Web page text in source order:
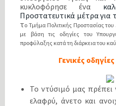
κυκλοφόρησε ένα
Προστατευτικά μέτρα για
το Τμήμα Πολιτικής Προστασίας
με βάση τις οδηγίες του
προφύλαξης κατά τη διάρκεια του
Γενικές
Το ντύσιμό μας πρέπει
ελαφρύ, άνετο και